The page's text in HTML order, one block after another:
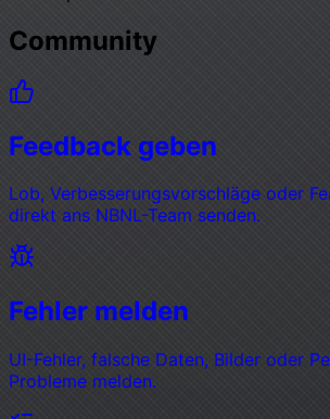
Community
Feedback geben
Lob, Verbesserungsvorschläge oder
direkt ans NBNL-Team senden.
Fehler melden
UI-Fehler, falsche Daten, Bilder oder
Probleme melden.